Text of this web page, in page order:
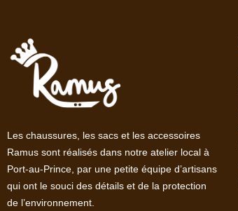
Les chaussures, les sacs et les accessoires
Ramus sont réalisés dans notre atelier local à
Port-au-Prince, par une petite équipe d’artisans
qui ont le souci des détails et de la protection
de l’environnement.